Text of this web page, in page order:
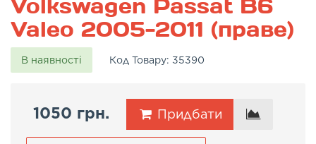
Valeo 2005-2011 (праве)
В наявності Код Товару: 35390
1050 грн. Придбати